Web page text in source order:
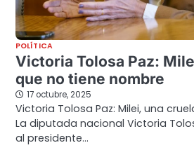
POLÍTICA
Victoria Tolosa Paz:
que no tiene nombre
17 octubre, 2025
Victoria Tolosa Paz: Milei, una
La diputada nacional Victoria
al presidente…